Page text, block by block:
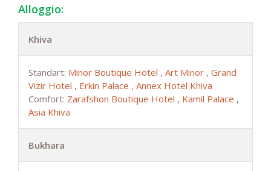
Alloggio:
Khiva
Standart: Minor Boutique Hotel , Art Minor , Grand
Vizir Hotel , Erkin Palace , Annex Hotel Khiva
Comfort: Zarafshon Boutique Hotel , Kamil Palace ,
Asia Khiva
Bukhara